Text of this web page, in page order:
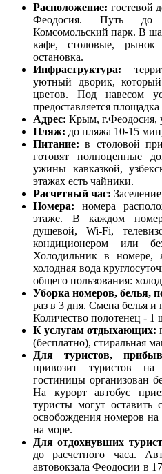
Расположение: гостевой
Феодосия. Путь до
Комсомольский парк. В
кафе, столовые, рынок
остановка.
Инфраструктура:
уютный дворик,
цветов. Под навесом
предоставляется
Адрес: Крым, г.Феодосия,
Пляж: до пляжа 10-15
Питание: в столовой
готовят полноценные
ужины кавказкой,
этажах есть чайники.
Расчетный час:
Номера: номера
этаже. В каждом
душевой, Wi-Fi,
кондиционером или
Холодильник в номере,
холодная вода
общего пользования:
Уборка номеров, белья,
раз в 3 дня. Смена белья и
Количество полотенец - 1
К услугам отдыхающих:
(бесплатно), стиральная
Для туристов,
привозит туристов
гостиницы организован
На курорт автобус
туристы могут оставить
освобождения номеров
на море.
Для отдохнувших
до расчетного часа.
автовокзала Феодосии в